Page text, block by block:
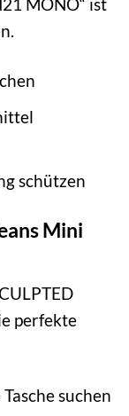
MONO“ ist
schützen
Mini
perfekte
suchen